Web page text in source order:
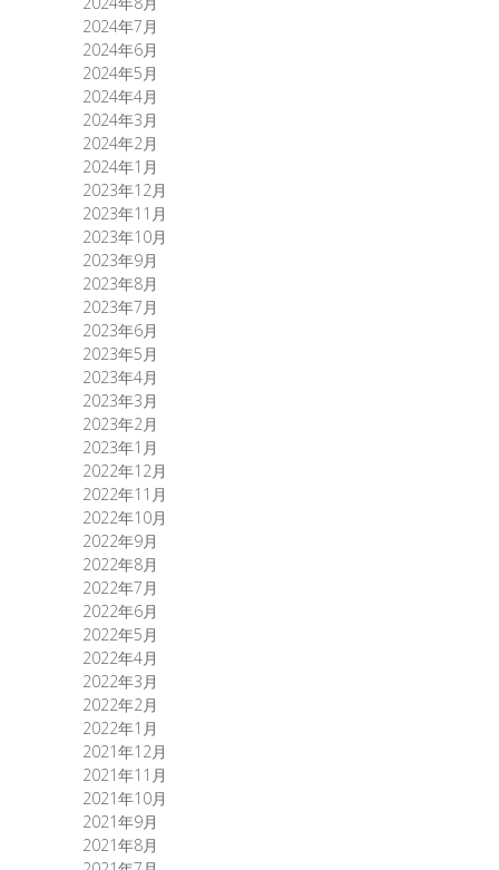
2024年7月
2024年6月
2024年5月
2024年4月
2024年3月
2024年2月
2024年1月
2023年12月
2023年11月
2023年10月
2023年9月
2023年8月
2023年7月
2023年6月
2023年5月
2023年4月
2023年3月
2023年2月
2023年1月
2022年12月
2022年11月
2022年10月
2022年9月
2022年8月
2022年7月
2022年6月
2022年5月
2022年4月
2022年3月
2022年2月
2022年1月
2021年12月
2021年11月
2021年10月
2021年9月
2021年8月